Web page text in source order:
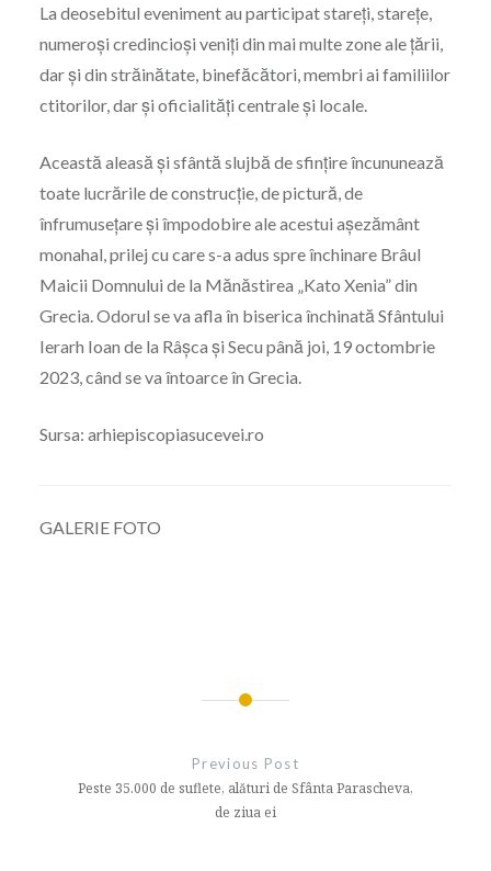
La deosebitul eveniment au participat stareți, starețe,
numeroși credincioși veniți din mai multe zone ale țării,
dar și din străinătate, binefăcători, membri ai familiilor
ctitorilor, dar și oficialități centrale și locale.
Această aleasă și sfântă slujbă de sfințire încununează
toate lucrările de construcție, de pictură, de
înfrumusețare și împodobire ale acestui așezământ
monahal, prilej cu care s-a adus spre închinare Brâul
Maicii Domnului de la Mănăstirea „Kato Xenia” din
Grecia. Odorul se va afla în biserica închinată Sfântului
Ierarh Ioan de la Râșca și Secu până joi, 19 octombrie
2023, când se va întoarce în Grecia.
Sursa: arhiepiscopiasucevei.ro
GALERIE FOTO
articole
Previous Post
Peste 35.000 de suflete, alături de Sfânta Parascheva,
de ziua ei